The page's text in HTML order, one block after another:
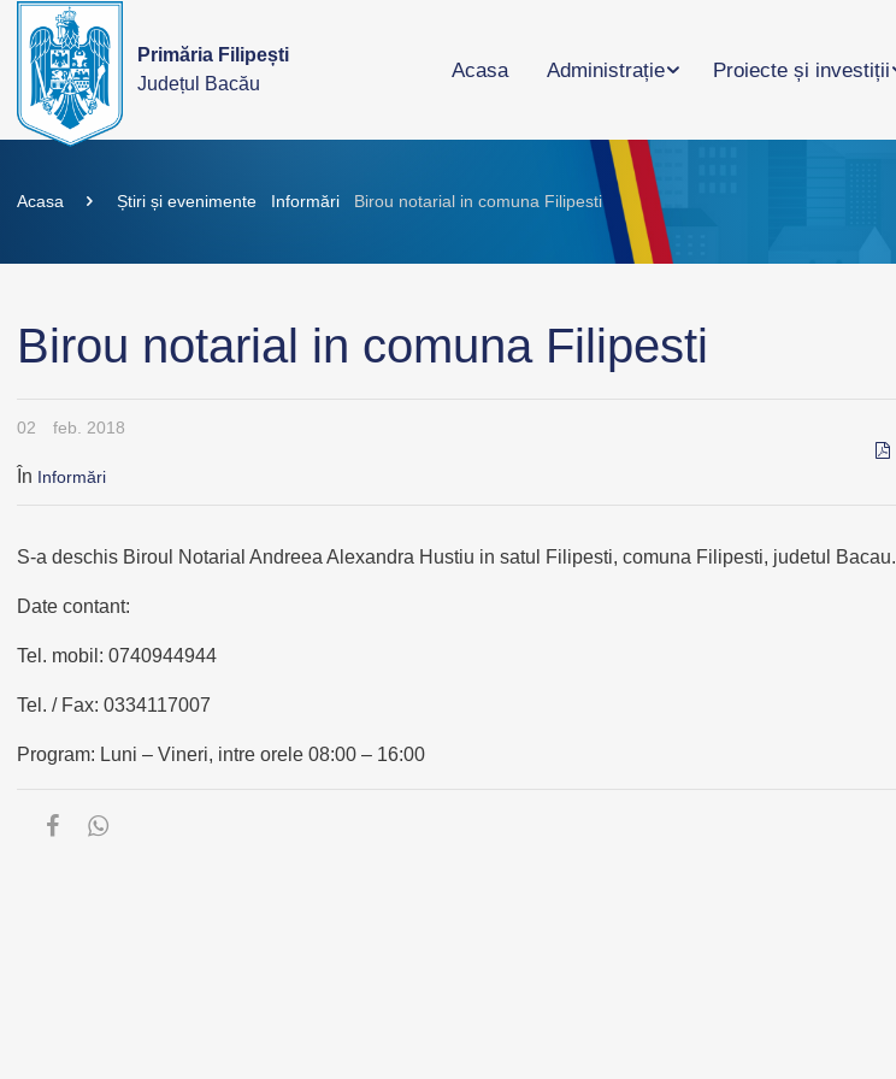
Primăria Filipești
Județul Bacău
Acasa Administrație Proiecte și investiții
Acasa Știri și evenimente Informări Birou notarial in comuna Filipesti
Birou notarial in comuna Filipesti
02 feb. 2018
În Informări
S-a deschis Biroul Notarial Andreea Alexandra Hustiu in satul Filipesti, comuna Filipesti, judetul Bacau.
Date contant:
Tel. mobil: 0740944944
Tel. / Fax: 0334117007
Program: Luni – Vineri, intre orele 08:00 – 16:00